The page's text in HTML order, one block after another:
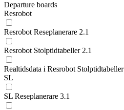
Departure boards
Resrobot
Resrobot Reseplanerare 2.1
Resrobot Stolptidtabeller 2.1
Realtidsdata i Resrobot Stolptidtabeller
SL
SL Reseplanerare 3.1